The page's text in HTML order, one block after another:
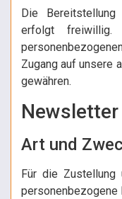
Die Bereitstellung
erfolgt freiwillig.
Zugang auf unsere
gewähren.
Newsletter
Art und
Für die
personenbezogene